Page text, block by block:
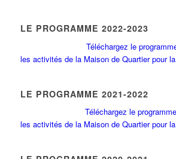
LE PROGRAMME 2022-2023
Téléchargez le
les activités de la Maison de Quartier pour
LE PROGRAMME 2021-2022
Téléchargez le
les activités de la Maison de Quartier pour